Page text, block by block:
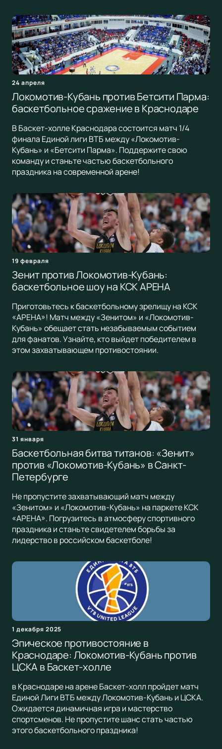
24 апреля
Локомотив-Кубань против Бетсити Парма:
баскетбольное сражение в Краснодаре
В Баскет-холле Краснодара состоится матч 1/4
финала Единой лиги ВТБ между «Локомотив-
Кубань» и «Бетсити Парма». Поддержите свою
команду и станьте частью баскетбольного
праздника на современной арене!
19 февраля
Зенит против Локомотив-Кубань:
баскетбольное шоу на КСК АРЕНА
Приготовьтесь к баскетбольному зрелищу на КСК
«АРЕНА»! Матч между «Зенитом» и «Локомотив-
Кубань» обещает стать незабываемым событием
для фанатов. Узнайте, кто выйдет победителем в
этом захватывающем противостоянии.
31 января
Баскетбольная битва титанов: «Зенит»
против «Локомотив-Кубань» в Санкт-
Петербурге
Не пропустите захватывающий матч между
«Зенитом» и «Локомотив-Кубань» на паркете КСК
«АРЕНА». Погрузитесь в атмосферу спортивного
праздника и станьте свидетелем борьбы за
лидерство в российском баскетболе!
1 декабря 2025
Эпическое противостояние в
Краснодаре: Локомотив-Кубань против
ЦСКА в Баскет-холле
в Краснодаре на арене Баскет-холл пройдет матч
Единой Лиги ВТБ между Локомотив-Кубань и ЦСКА.
Ожидается динамичная игра и мастерство
спортсменов. Не пропустите шанс стать частью
этого баскетбольного праздника!